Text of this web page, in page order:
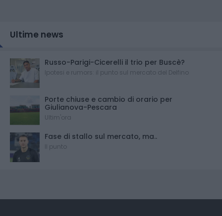
Ultime news
Russo-Parigi-Cicerelli il trio per Buscè?
Ipotesi e rumors: il punto sul mercato del Delfino
Porte chiuse e cambio di orario per
Giulianova-Pescara
Ultim'ora
Fase di stallo sul mercato, ma..
Il punto